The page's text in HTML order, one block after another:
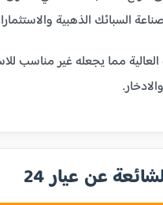
24 بليونته العالية مما
عن عيار 24